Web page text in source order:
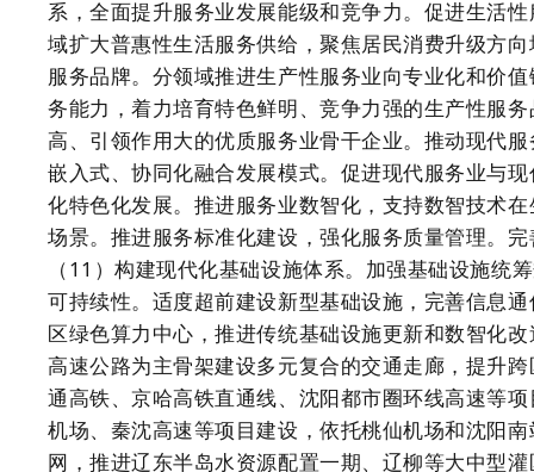
系，全面提升服务业发展能级和竞争力。促进生活
域扩大普惠性生活服务供给，聚焦居民消费升级方
服务品牌。分领域推进生产性服务业向专业化和价
务能力，着力培育特色鲜明、竞争力强的生产性服
高、引领作用大的优质服务业骨干企业。推动现代
嵌入式、协同化融合发展模式。促进现代服务业与
化特色化发展。推进服务业数智化，支持数智技术
场景。推进服务标准化建设，强化服务质量管理。
（11）构建现代化基础设施体系。加强基础设施统
可持续性。适度超前建设新型基础设施，完善信息
区绿色算力中心，推进传统基础设施更新和数智化
高速公路为主骨架建设多元复合的交通走廊，提升
通高铁、京哈高铁直通线、沈阳都市圈环线高速等
机场、秦沈高速等项目建设，依托桃仙机场和沈阳
网，推进辽东半岛水资源配置一期、辽柳等大中型